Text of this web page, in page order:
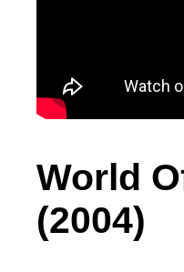
World
(2004)